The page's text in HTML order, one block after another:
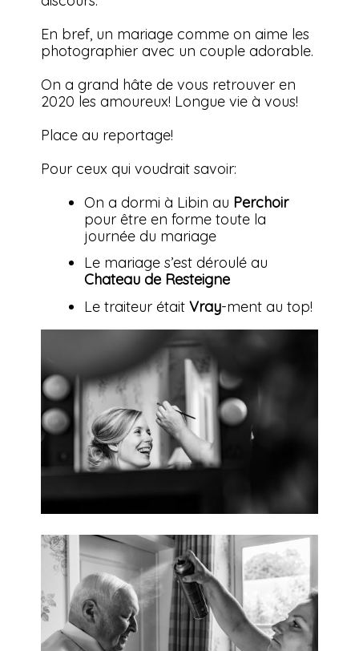
En bref, un mariage comme on aime les
photographier avec un couple adorable.
On a grand hâte de vous retrouver en
2020 les amoureux! Longue vie à vous!
Place au reportage!
Pour ceux qui voudrait savoir:
On a dormi à Libin au Perchoir
pour être en forme toute la
journée du mariage
Le mariage s’est déroulé au
Chateau de Resteigne
Le traiteur était Vray-ment au top!